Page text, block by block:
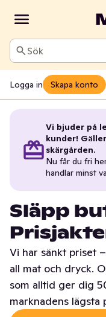
Sök
Logga in Skapa konto
Vi bjuder på
kunder!
skärgården.
Nu får du fri
handlar minst
Släpp
Vi har sänkt priset
all mat och dryck.
som alltid ger dig
marknadens lägsta